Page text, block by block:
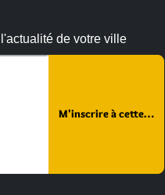
de votre ville
: